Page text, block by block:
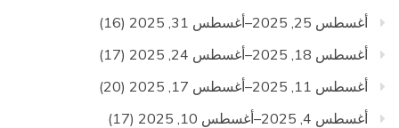
أغسطس 25, 2025–أغسطس 31, 2025
(16)
أغسطس 18, 2025–أغسطس 24, 2025
(17)
أغسطس 11, 2025–أغسطس 17, 2025
(20)
أغسطس 4, 2025–أغسطس 10, 2025
(17)